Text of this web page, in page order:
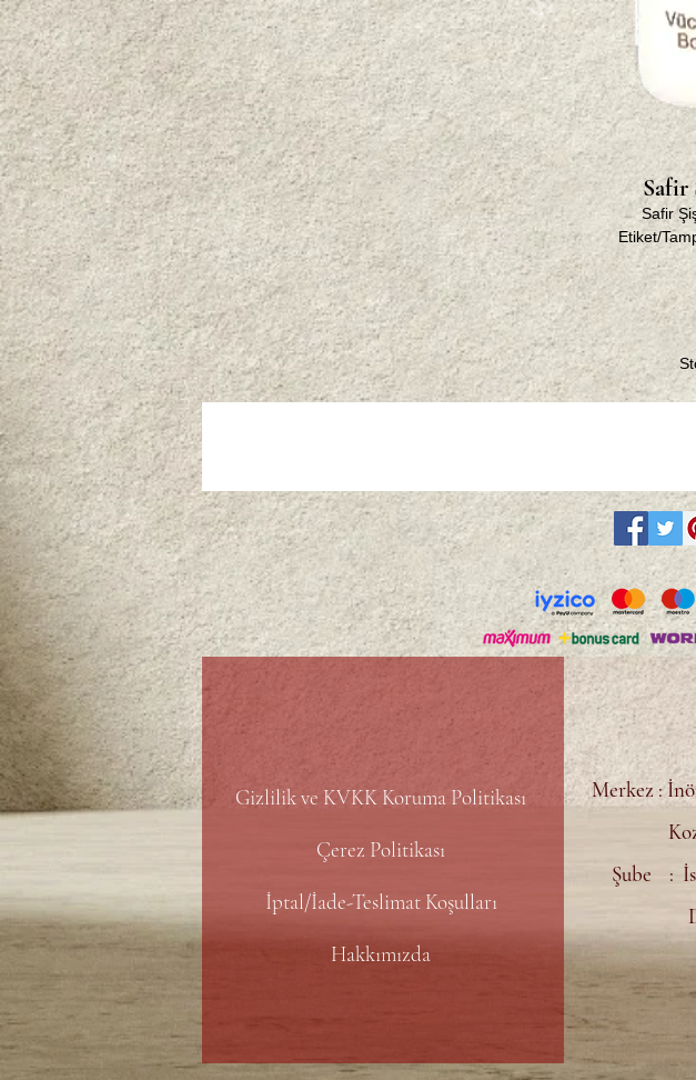
Safir
Safir
Etiket/
Gizlilik ve KVKK Koruma Politikası
Çerez Politikası
İptal/İade-Teslimat Koşulları
Hakkımızda
Merkez :
Şube :